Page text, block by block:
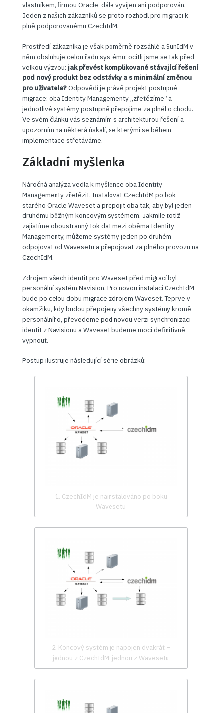
vlastníkem, firmou Oracle, dále vyvíjen ani podporován.
Jeden z našich zákazníků se proto rozhodl pro migraci k
plně podporovanému CzechIdM.
Prostředí zákazníka je však poměrně rozsáhlé a SunIdM v
něm obsluhuje celou řadu systémů; ocitli jsme se tak před
velkou výzvou: jak převést komplikované stávající řešení
pod nový produkt bez odstávky a s minimální změnou
pro uživatele?Odpovědí je právě projekt postupné
migrace: oba Identity Managementy „zřetězíme“ a
jednotlivé systémy postupně přepojíme za plného chodu.
Ve svém článku vás seznámím s architekturou řešení a
upozorním na některá úskalí, se kterými se během
implementace střetáváme.
Základní myšlenka
Náročná analýza vedla k myšlence oba Identity
Managementy zřetězit. Instalovat CzechIdM po bok
starého Oracle Waveset a propojit oba tak, aby byl jeden
druhému běžným koncovým systémem. Jakmile totiž
zajistíme oboustranný tok dat mezi oběma Identity
Managementy, můžeme systémy jeden po druhém
odpojovat od Wavesetu a přepojovat za plného provozu na
CzechIdM.
Zdrojem všech identit pro Waveset před migrací byl
personální systém Navision. Pro novou instalaci CzechIdM
bude po celou dobu migrace zdrojem Waveset. Teprve v
okamžiku, kdy budou přepojeny všechny systémy kromě
personálního, převedeme pod novou verzi synchronizaci
identit z Navisionu a Waveset budeme moci definitivně
vypnout.
Postup ilustruje následující série obrázků:
1. CzechIdM je nainstalováno po boku
Wavesetu
2. Koncový systém je napojen dvakrát –
jednou z CzechIdM, jednou z Wavesetu